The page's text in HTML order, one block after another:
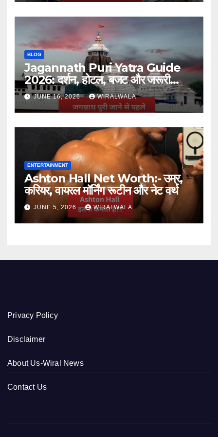
BLOG
Jagannath Puri Yatra Guide
2026: दर्शन, होटल, बजट और जरूरी
जानकारी
JUNE 16, 2026 WIRALWALA
ENTERTAINMENT
Ashton Hall Net Worth:- उम्र,
करियर, वायरल मॉर्निंग रूटीन और नेट वर्थ
JUNE 5, 2026 WIRALWALA
Privacy Policy
Disclaimer
About Us-Wiral News
Contact Us